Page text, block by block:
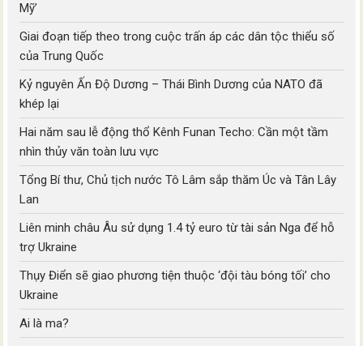
Mỹ’
Giai đoạn tiếp theo trong cuộc trấn áp các dân tộc thiểu số
của Trung Quốc
Kỷ nguyên Ấn Độ Dương – Thái Bình Dương của NATO đã
khép lại
Hai năm sau lễ động thổ Kênh Funan Techo: Cần một tầm
nhìn thủy văn toàn lưu vực
Tổng Bí thư, Chủ tịch nước Tô Lâm sắp thăm Úc và Tân Lây
Lan
Liên minh châu Âu sử dụng 1.4 tỷ euro từ tài sản Nga để hỗ
trợ Ukraine
Thụy Điển sẽ giao phương tiện thuộc ‘đội tàu bóng tối’ cho
Ukraine
Ai là ma?